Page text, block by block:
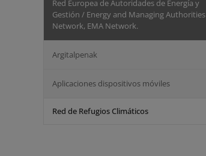
Red Europea de Autoridades de Energía y
Gestión / Energy and Managing Authorities
Network, EMA Network.
Argitalpenak
Aplicaciones dispositivos móviles
Red de Refugios Climáticos